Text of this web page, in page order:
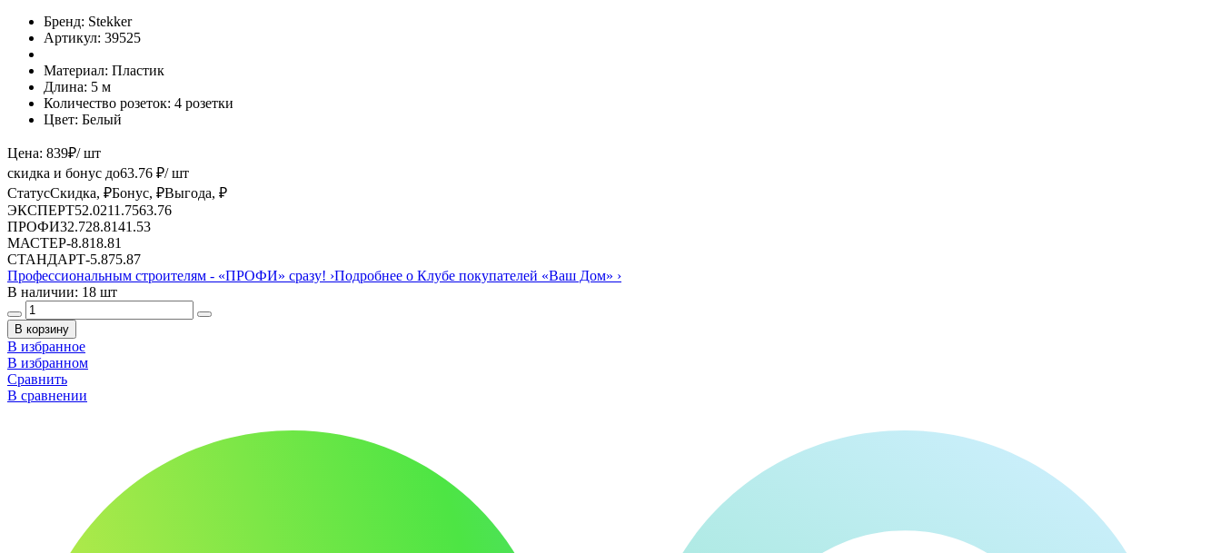
Бренд: Stekker
Артикул: 39525
Материал: Пластик
Длина: 5 м
Количество розеток: 4 розетки
Цвет: Белый
Цена: 839₽/ шт
скидка и бонус до63.76 ₽/ шт
СтатусСкидка, ₽Бонус, ₽Выгода, ₽
ЭКСПЕРТ52.0211.7563.76
ПРОФИ32.728.8141.53
МАСТЕР-8.818.81
СТАНДАРТ-5.875.87
Профессиональным строителям - «ПРОФИ» сразу! ›Подробнее о Клубе покупателей «Ваш Дом» ›
В наличии: 18 шт
В корзину
В избранное
В избранном
Сравнить
В сравнении